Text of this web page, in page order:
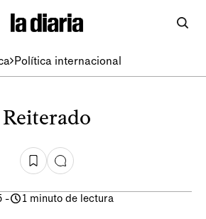
Política internacional
Reiterado
- 1 minuto de lectura